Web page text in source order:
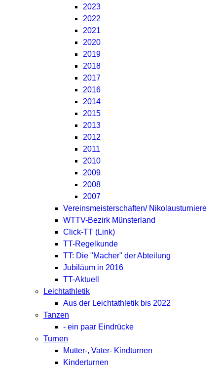
2023
2022
2021
2020
2019
2018
2017
2016
2014
2015
2013
2012
2011
2010
2009
2008
2007
Vereinsmeisterschaften/ Nikolausturniere
WTTV-Bezirk Münsterland
Click-TT (Link)
TT-Regelkunde
TT: Die "Macher" der Abteilung
Jubiläum in 2016
TT-Aktuell
Leichtathletik
Aus der Leichtathletik bis 2022
Tanzen
- ein paar Eindrücke
Turnen
Mutter-, Vater- Kindturnen
Kinderturnen